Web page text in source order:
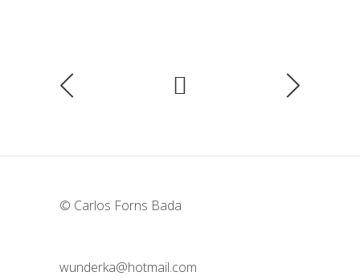
© Carlos Forns Bada
wunderka@hotmail.com